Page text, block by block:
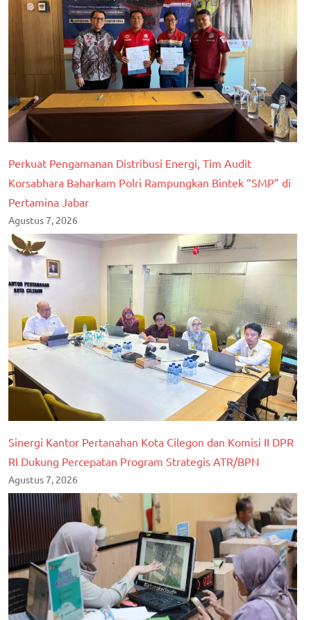
Perkuat Pengamanan Distribusi Energi, Tim Audit
Korsabhara Baharkam Polri Rampungkan Bintek “SMP” di
Pertamina Jabar
Agustus 7, 2026
Sinergi Kantor Pertanahan Kota Cilegon dan Komisi II DPR
RI Dukung Percepatan Program Strategis ATR/BPN
Agustus 7, 2026